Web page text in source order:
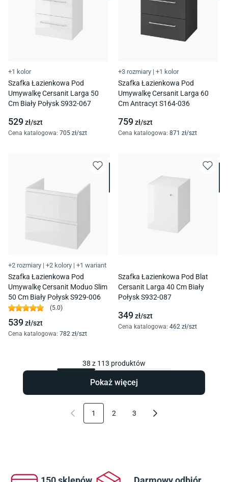
+1 kolor
Szafka Łazienkowa Pod
Umywalkę Cersanit Larga 50
Cm Biały Połysk S932-067
529zł/szt
Cena katalogowa: 705 zł/szt
+3 rozmiary | +1 kolor
Szafka Łazienkowa Pod
Umywalkę Cersanit Larga 60
Cm Antracyt S164-036
759zł/szt
Cena katalogowa: 871 zł/szt
+2 rozmiary | +2 kolory | +1 wariant
Szafka Łazienkowa Pod
Umywalkę Cersanit Moduo Slim
50 Cm Biały Połysk S929-006
(5.0)
539zł/szt
Cena katalogowa: 782 zł/szt
Szafka Łazienkowa Pod Blat
Cersanit Larga 40 Cm Biały
Połysk S932-087
349zł/szt
Cena katalogowa: 462 zł/szt
38 z 113 produktów
Pokaż więcej
1 2 3